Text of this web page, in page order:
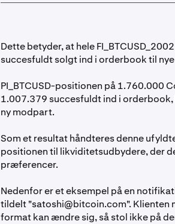
Dette betyder, at hele
succesfuldt solgt ind i orderbook til
PI_BTCUSD-positionen på 1.760.000
1.007.379 succesfuldt ind i
ny modpart.
Som et resultat håndteres denne
positionen til likviditetsudbydere, der
præferencer.
Nedenfor er et eksempel på en
tildelt "satoshi@bitcoin.com".
format kan ændre sig, så stol ikke på